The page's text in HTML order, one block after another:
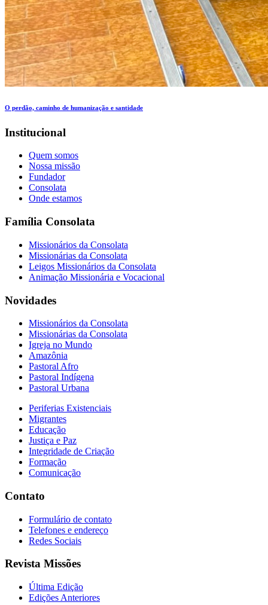
O perdão, caminho de humanização e santidade
Institucional
Quem somos
Nossa missão
Fundador
Consolata
Onde estamos
Família Consolata
Missionários da Consolata
Missionárias da Consolata
Leigos Missionários da Consolata
Animação Missionária e Vocacional
Novidades
Missionários da Consolata
Missionárias da Consolata
Igreja no Mundo
Amazônia
Pastoral Afro
Pastoral Indígena
Pastoral Urbana
Periferias Existenciais
Migrantes
Educação
Justiça e Paz
Integridade de Criação
Formação
Comunicação
Contato
Formulário de contato
Telefones e endereço
Redes Sociais
Revista Missões
Última Edição
Edições Anteriores